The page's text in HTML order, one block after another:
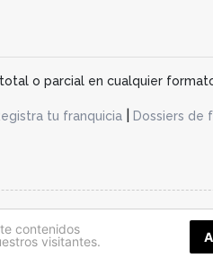
contenidos
visitantes.
o parcial en cualquier
tu franquicia| Dossiers de